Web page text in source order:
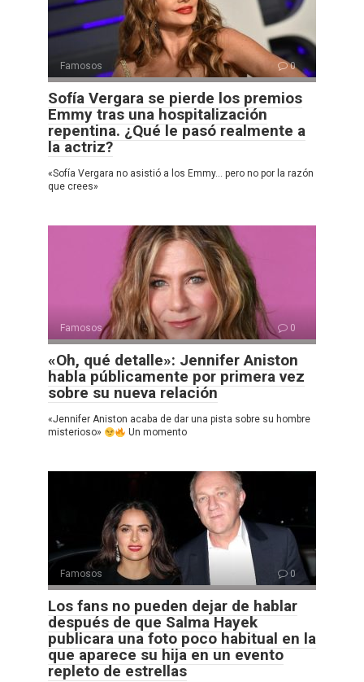
Famosos 0
Sofía Vergara se pierde los premios
Emmy tras una hospitalización
repentina. ¿Qué le pasó realmente a
la actriz?
«Sofía Vergara no asistió a los Emmy… pero no por la razón
que crees»
Famosos 0
«Oh, qué detalle»: Jennifer Aniston
habla públicamente por primera vez
sobre su nueva relación
«Jennifer Aniston acaba de dar una pista sobre su hombre
misterioso»
Un momento
Famosos 0
Los fans no pueden dejar de hablar
después de que Salma Hayek
publicara una foto poco habitual en la
que aparece su hija en un evento
repleto de estrellas